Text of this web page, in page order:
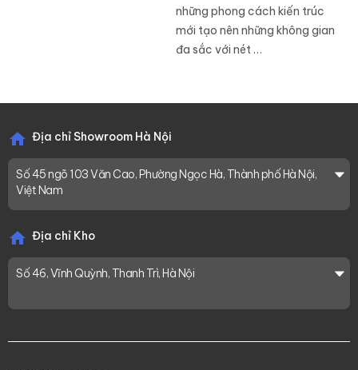
những phong cách kiến trúc
mới tạo nên những không gian
đa sắc với nét …
Địa chỉ Showroom Hà Nội
Số 45 ngõ 103 Văn Cao, Phường Ngọc Hà, Thành phố Hà Nội,
Việt Nam
Địa chỉ Kho
Số 46, Vĩnh Quỳnh, Thanh Trì, Hà Nội